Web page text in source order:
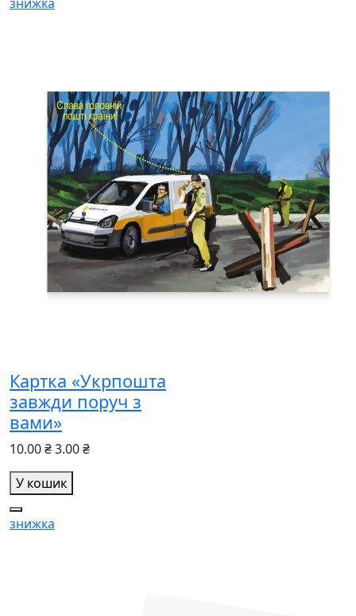
Картка «Укрпошта
завжди поруч з
вами»
10.00 ₴3.00 ₴
У кошик
знижка